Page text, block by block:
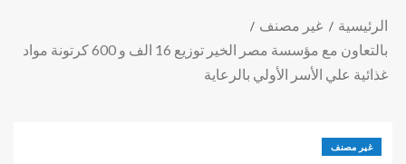
الرئيسية
غير مصنف
بالتعاون مع مؤسسة مصر الخير توزيع 16 الف و 600 كرتونة مواد
غذائية علي الأسر الأولي بالرعاية
غير مصنف